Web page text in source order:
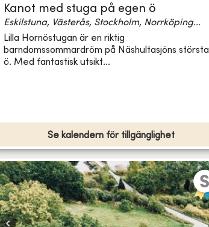
Kanot med stuga på egen ö
Eskilstuna, Västerås, Stockholm, Norrköping...
Lilla Hornöstugan är en riktig
barndomssommardröm på Näshultasjöns största
ö. Med fantastisk utsikt...
Se kalendern för tillgänglighet